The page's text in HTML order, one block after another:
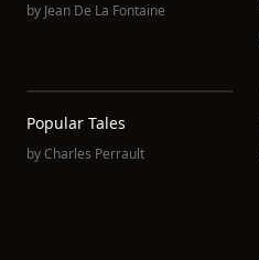
by Jean De La Fontaine
Popular Tales
byCharles Perrault